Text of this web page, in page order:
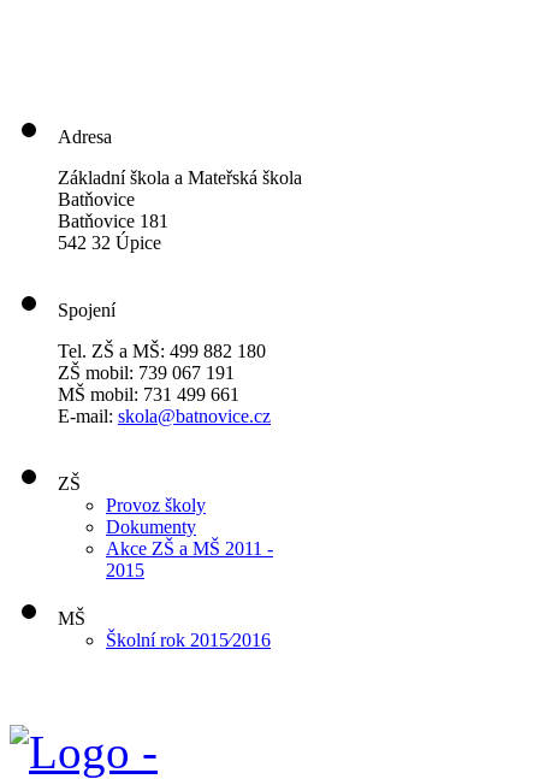
Adresa
Základní škola a Mateřská škola
Batňovice
Batňovice 181
542 32 Úpice
Spojení
Tel. ZŠ a MŠ: 499 882 180
ZŠ mobil: 739 067 191
MŠ mobil: 731 499 661
E-mail: skola@batnovice.cz
ZŠ
Provoz školy
Dokumenty
Akce ZŠ a MŠ 2011 -
2015
MŠ
Školní rok 2015⁄2016